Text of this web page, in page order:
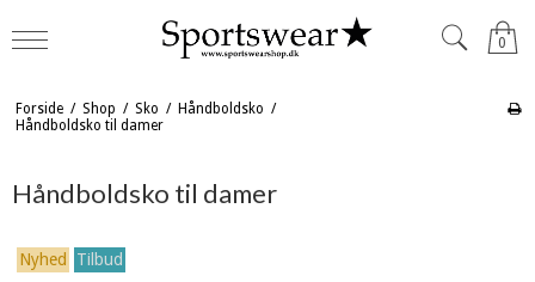
0
Forside / Shop / Sko / Håndboldsko /
Håndboldsko til damer
Håndboldsko til damer
Nyhed Tilbud